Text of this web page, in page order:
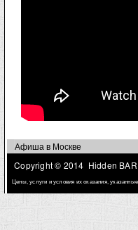
Афиша в Москве
Copyright © 2014 Hidden
Цены, услуги и условия их оказания,